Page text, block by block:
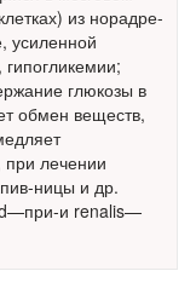
служба по
сфере
озвучила
статистику. Она
риска
и
из норадре-
усиленной
глюкозы в
обмен веществ,
при лечении
ницы и др.
и renalis—